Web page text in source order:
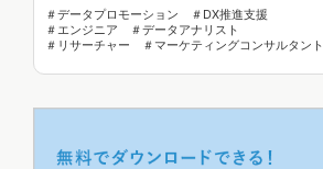
＃データプロモーション ＃DX推進支援
＃エンジニア ＃データアナリスト
＃リサーチャー ＃マーケティングコンサルタント